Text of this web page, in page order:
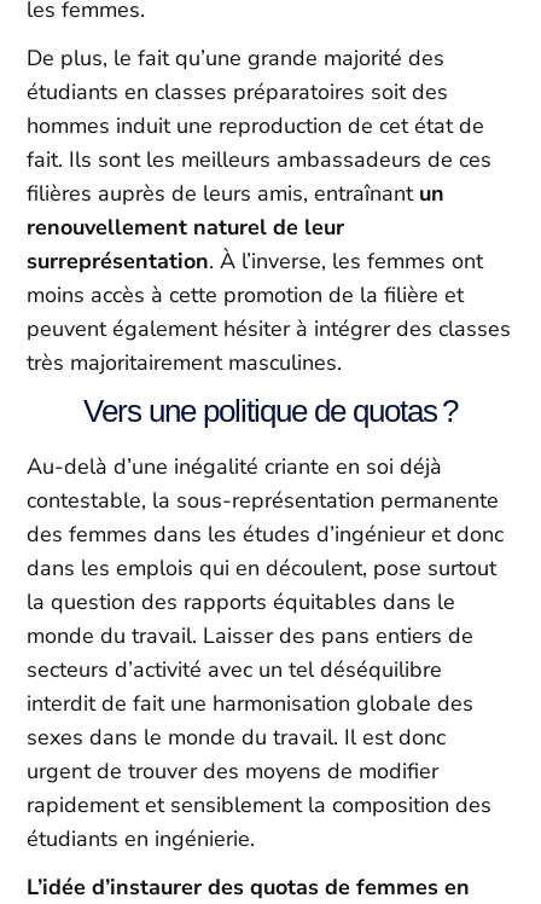
les femmes.
De plus, le fait qu’une grande majorité des
étudiants en classes préparatoires soit des
hommes induit une reproduction de cet état de
fait. Ils sont les meilleurs ambassadeurs de ces
filières auprès de leurs amis, entraînant un
renouvellement naturel de leur
surreprésentation. À l’inverse, les femmes ont
moins accès à cette promotion de la filière et
peuvent également hésiter à intégrer des classes
très majoritairement masculines.
Vers une politique de quotas ?
Au-delà d’une inégalité criante en soi déjà
contestable, la sous-représentation permanente
des femmes dans les études d’ingénieur et donc
dans les emplois qui en découlent, pose surtout
la question des rapports équitables dans le
monde du travail. Laisser des pans entiers de
secteurs d’activité avec un tel déséquilibre
interdit de fait une harmonisation globale des
sexes dans le monde du travail. Il est donc
urgent de trouver des moyens de modifier
rapidement et sensiblement la composition des
étudiants en ingénierie.
L’idée d’instaurer des quotas de femmes en